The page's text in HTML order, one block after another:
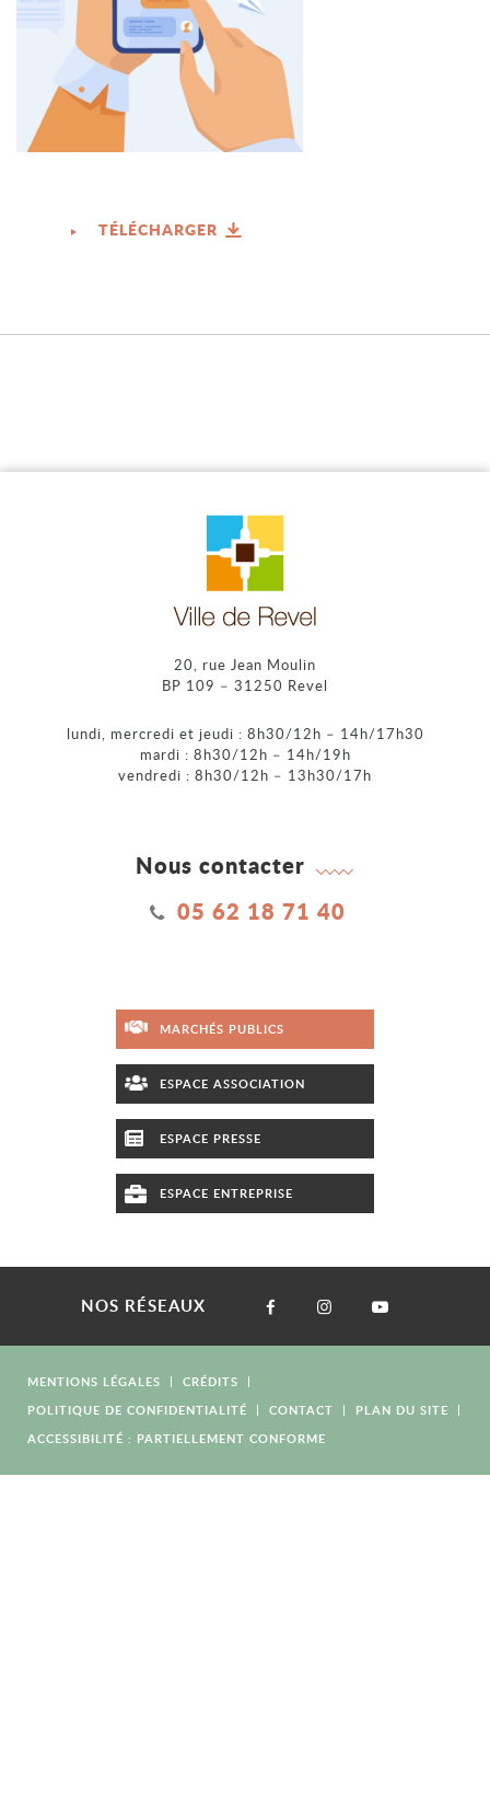
TÉLÉCHARGER
20, rue Jean Moulin
BP 109 – 31250 Revel
lundi, mercredi et jeudi : 8h30/12h – 14h/17h30
mardi : 8h30/12h – 14h/19h
vendredi : 8h30/12h – 13h30/17h
Nous contacter
05 62 18 71 40
MARCHÉS PUBLICS
ESPACE ASSOCIATION
ESPACE PRESSE
ESPACE ENTREPRISE
NOS RÉSEAUX
MENTIONS LÉGALES
CRÉDITS
POLITIQUE DE CONFIDENTIALITÉ
CONTACT
PLAN DU SITE
ACCESSIBILITÉ : PARTIELLEMENT CONFORME